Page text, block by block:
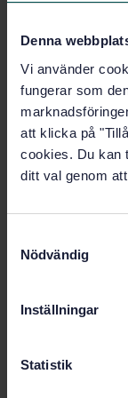
Denna
Vi använder
fungerar som
att klicka på
cookies. Du kan
ditt val genom
Nödvändig
Inställningar
Statistik
IT-
industrin
IT-
(35.240.60)
Köp denna